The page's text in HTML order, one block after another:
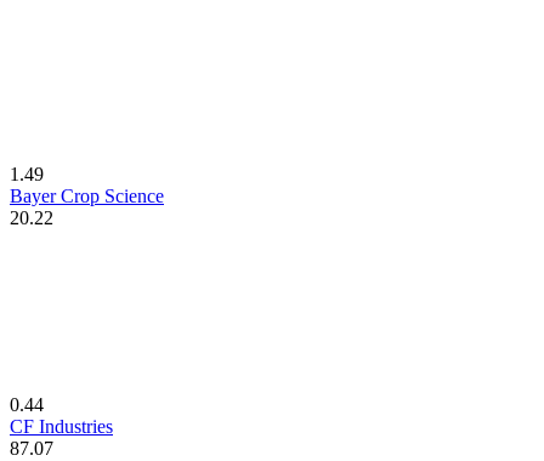
1.49
Bayer Crop Science
20.22
0.44
CF Industries
87.07